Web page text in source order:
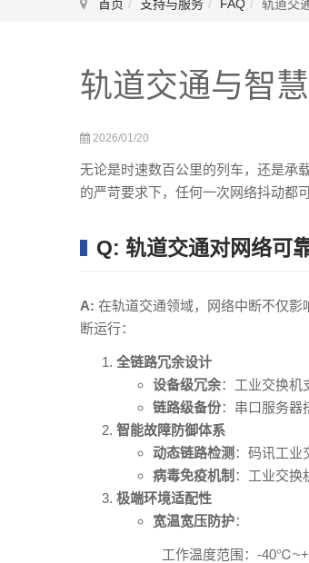
首页 支持与服务 FAQ 轨道交
轨道交通与智
2026/01/20
无论是时速数百公里的列车，还是承
的严苛要求下，任何一次网络抖动都
Q: 轨道交通对网络可
A: 在轨道交通领域，网络中断不仅
断运行：
全链路冗余设计
设备级冗余：工业交换机
链路级备份：串口服务器
智能故障防御体系
动态链路检测 ：码讯工业
病毒免疫机制 ：工业交换
极端环境适配性
宽温宽压防护：
工作温度范围：-